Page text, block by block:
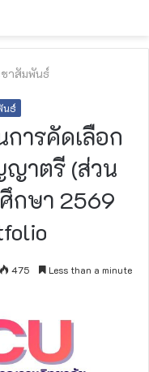
าสัมพันธ์
นธ์
ารคัดเลือก
ญาตรี (ส่วน
กษา 2569
475 Less than a minute